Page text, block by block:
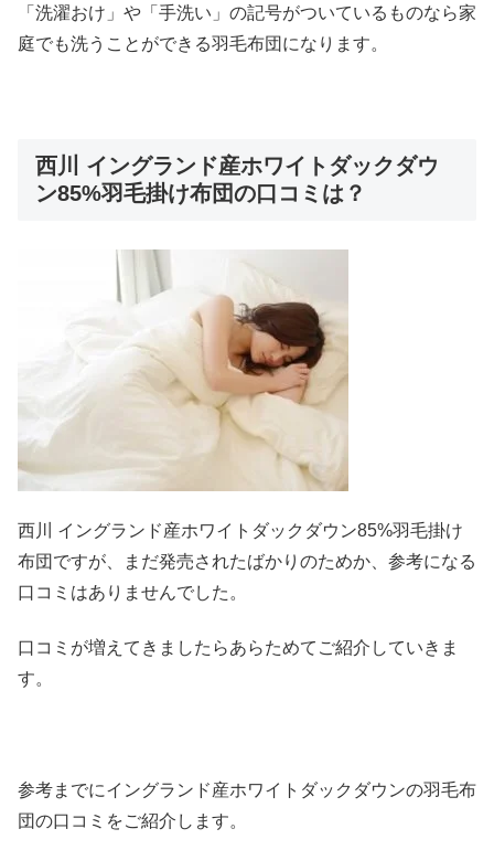
「洗濯おけ」や「手洗い」の記号がついているものなら家
庭でも洗うことができる羽毛布団になります。
西川 イングランド産ホワイトダックダウ
ン85%羽毛掛け布団の口コミは？
西川 イングランド産ホワイトダックダウン85%羽毛掛け
布団ですが、まだ発売されたばかりのためか、参考になる
口コミはありませんでした。
口コミが増えてきましたらあらためてご紹介していきま
す。
参考までにイングランド産ホワイトダックダウンの羽毛布
団の口コミをご紹介します。